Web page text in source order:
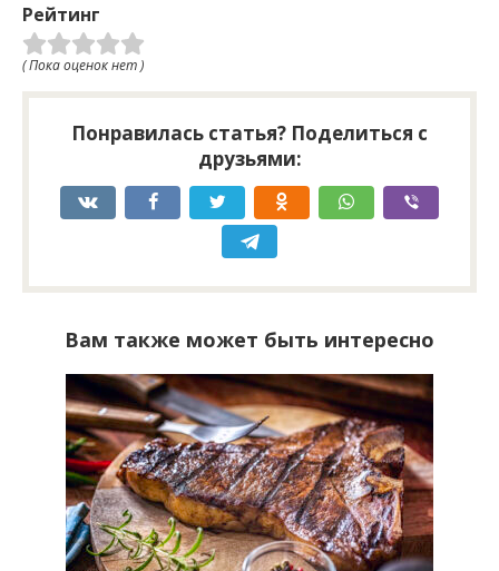
Рейтинг
( Пока оценок нет )
Понравилась статья? Поделиться с
друзьями:
Вам также может быть интересно